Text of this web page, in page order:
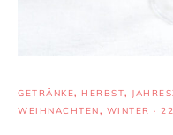
GETRÄNKE, HERBST,
WEIHNACHTEN, WINTER ·